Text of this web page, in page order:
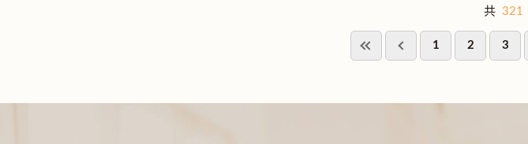
共 321
1 2 3